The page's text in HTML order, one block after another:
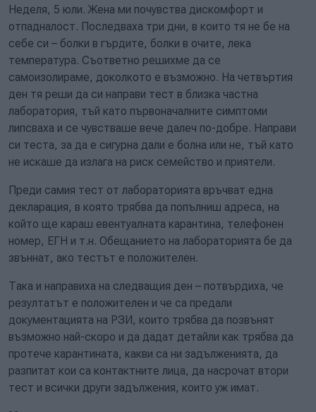
Неделя, 5 юли. Жена ми почувства дискомфорт и
отпадналост. Последваха три дни, в които тя не бе на
себе си – болки в гърдите, болки в очите, лека
температура. Съответно решихме да се
самоизолираме, доколкото е възможно. На четвъртия
ден тя реши да си направи тест в близка частна
лаборатория, тъй като първоначалните симптоми
липсваха и се чувстваше вече далеч по-добре. Направи
си теста, за да е сигурна дали е болна или не, тъй като
не искаше да излага на риск семейство и приятели.
Преди самия тест от лабораторията връчват една
декларация, в която трябва да попълниш адреса, на
който ще караш евентуалната карантина, телефонен
номер, ЕГН и т.н. Обещанието на лабораторията бе да
звъннат, ако тестът е положителен.
Така и направиха на следващия ден – потвърдиха, че
резултатът е положителен и че са предали
документацията на РЗИ, които трябва да позвънят
възможно най-скоро и да дадат детайли как трябва да
протече карантината, какви са ни задълженията, да
разпитат кои са контактните лица, да насрочат втори
тест и всички други задължения, които уж имат.